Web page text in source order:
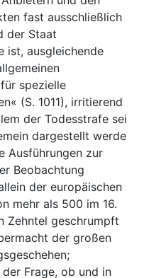
fast ausschließlich
der Staat
ist, ausgleichende
spezielle
(S. 1011), irritierend
der Todesstrafe sei
dargestellt werde
Ausführungen zur
Beobachtung
der europäischen
mehr als 500 im 16.
Zehntel geschrumpft
der großen
Frage, ob und in